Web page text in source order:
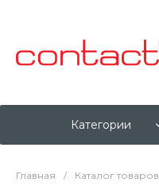
Категории
Главная / Каталог товаров